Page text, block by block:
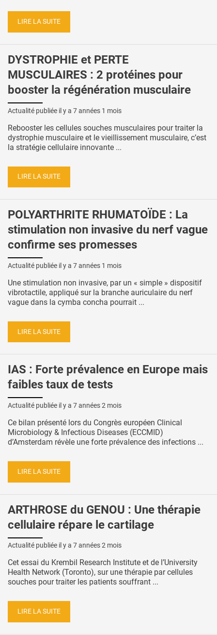
LIRE LA SUITE
DYSTROPHIE et PERTE
MUSCULAIRES : 2 protéines pour
booster la régénération musculaire
Actualité publiée il y a 7 années 1 mois
Rebooster les cellules souches musculaires pour traiter la
dystrophie musculaire et le vieillissement musculaire, c’est
la stratégie cellulaire innovante ...
LIRE LA SUITE
POLYARTHRITE RHUMATOÏDE : La
stimulation non invasive du nerf vague
confirme ses promesses
Actualité publiée il y a 7 années 1 mois
Une stimulation non invasive, par un « simple » dispositif
vibrotactile, appliqué sur la branche auriculaire du nerf
vague dans la cymba concha pourrait ...
LIRE LA SUITE
IAS : Forte prévalence en Europe mais
faibles taux de tests
Actualité publiée il y a 7 années 2 mois
Ce bilan présenté lors du Congrès européen Clinical
Microbiology & Infectious Diseases (ECCMID)
d’Amsterdam révèle une forte prévalence des infections ...
LIRE LA SUITE
ARTHROSE du GENOU : Une thérapie
cellulaire répare le cartilage
Actualité publiée il y a 7 années 2 mois
Cet essai du Krembil Research Institute et de l’University
Health Network (Toronto), sur une thérapie par cellules
souches pour traiter les patients souffrant ...
LIRE LA SUITE